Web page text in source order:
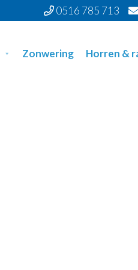
0516 785 713
Zonwering Horren &